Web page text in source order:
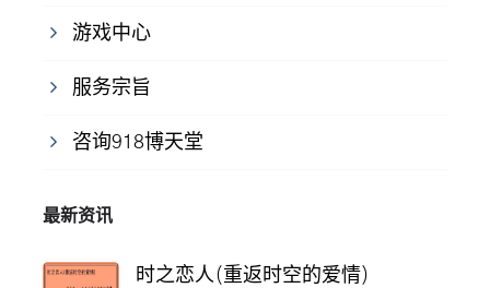
游戏中心
服务宗旨
咨询918博天堂
最新资讯
时之恋人(重返时空的爱情)